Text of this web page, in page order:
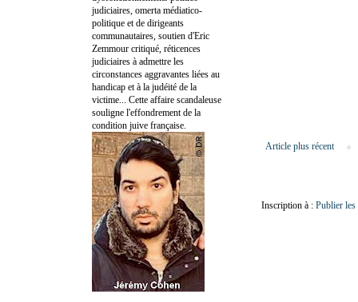
Article plus récent
Inscription à : Publier
judiciaires, omerta médiatico-
politique et de dirigeants
communautaires, soutien d'Eric
Zemmour critiqué, réticences
judiciaires à admettre les
circonstances aggravantes liées au
handicap et à la judéité de la
victime... Cette affaire scandaleuse
souligne l'effondrement de la
condition juive française.